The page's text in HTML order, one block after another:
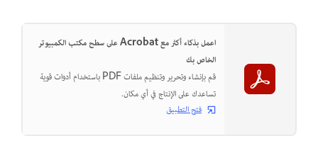
اعمل بذكاء أكثر مع Acrobat على سطح مكتب الكمبيوتر
الخاص بك
قم بإنشاء وتحرير وتنظيم ملفات PDF باستخدام أدوات قوية
تساعدك على الإنتاج في أي مكان.
فتح التطبيق